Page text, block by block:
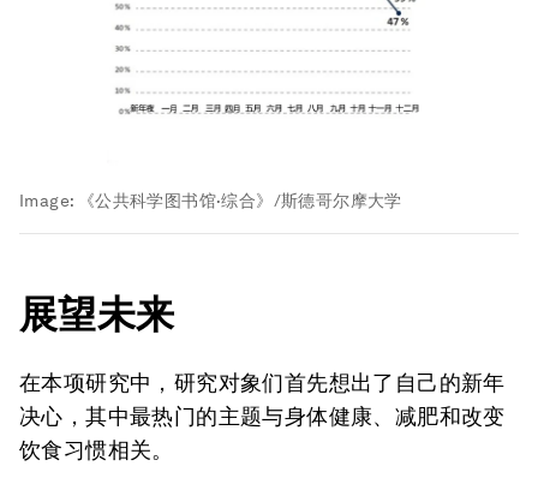
Image: 《公共科学图书馆·综合》/斯德哥尔摩大学
展望未来
在本项研究中，研究对象们首先想出了自己的新年
决心，其中最热门的主题与身体健康、减肥和改变
饮食习惯相关。